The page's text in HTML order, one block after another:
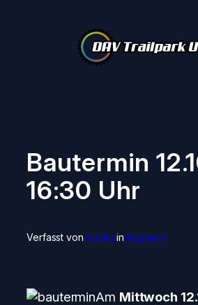
Bautermin
16:30 Uhr
Verfasst vonJoshuainAllgemein
Am Mittwoch